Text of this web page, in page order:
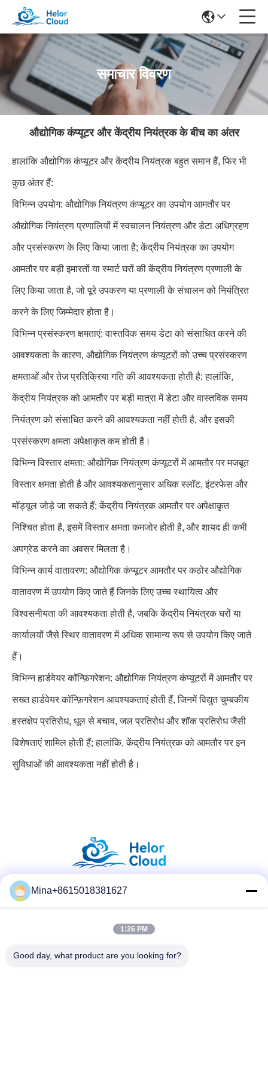
समाचार विवरण
औद्योगिक कंप्यूटर और केंद्रीय नियंत्रक के बीच का अंतर
हालांकि औद्योगिक कंप्यूटर और केंद्रीय नियंत्रक बहुत समान हैं, फिर भी
कुछ अंतर हैं:
विभिन्न उपयोग: औद्योगिक नियंत्रण कंप्यूटर का उपयोग आमतौर पर
औद्योगिक नियंत्रण प्रणालियों में स्वचालन नियंत्रण और डेटा अधिग्रहण
और प्रसंस्करण के लिए किया जाता है; केंद्रीय नियंत्रक का उपयोग
आमतौर पर बड़ी इमारतों या स्मार्ट घरों की केंद्रीय नियंत्रण प्रणाली के
लिए किया जाता है, जो पूरे उपकरण या प्रणाली के संचालन को नियंत्रित
करने के लिए जिम्मेदार होता है।
विभिन्न प्रसंस्करण क्षमताएं: वास्तविक समय डेटा को संसाधित करने की
आवश्यकता के कारण, औद्योगिक नियंत्रण कंप्यूटरों को उच्च प्रसंस्करण
क्षमताओं और तेज प्रतिक्रिया गति की आवश्यकता होती है; हालांकि,
केंद्रीय नियंत्रक को आमतौर पर बड़ी मात्रा में डेटा और वास्तविक समय
नियंत्रण को संसाधित करने की आवश्यकता नहीं होती है, और इसकी
प्रसंस्करण क्षमता अपेक्षाकृत कम होती है।
विभिन्न विस्तार क्षमता: औद्योगिक नियंत्रण कंप्यूटरों में आमतौर पर मजबूत
विस्तार क्षमता होती है और आवश्यकतानुसार अधिक स्लॉट, इंटरफेस और
मॉड्यूल जोड़े जा सकते हैं; केंद्रीय नियंत्रक आमतौर पर अपेक्षाकृत
निश्चित होता है, इसमें विस्तार क्षमता कमजोर होती है, और शायद ही कभी
अपग्रेड करने का अवसर मिलता है।
विभिन्न कार्य वातावरण: औद्योगिक कंप्यूटर आमतौर पर कठोर औद्योगिक
वातावरण में उपयोग किए जाते हैं जिनके लिए उच्च स्थायित्व और
विश्वसनीयता की आवश्यकता होती है, जबकि केंद्रीय नियंत्रक घरों या
कार्यालयों जैसे स्थिर वातावरण में अधिक सामान्य रूप से उपयोग किए जाते
हैं।
विभिन्न हार्डवेयर कॉन्फ़िगरेशन: औद्योगिक नियंत्रण कंप्यूटरों में आमतौर पर
सख्त हार्डवेयर कॉन्फ़िगरेशन आवश्यकताएं होती हैं, जिनमें विद्युत चुम्बकीय
हस्तक्षेप प्रतिरोध, धूल से बचाव, जल प्रतिरोध और शॉक प्रतिरोध जैसी
विशेषताएं शामिल होती हैं; हालांकि, केंद्रीय नियंत्रक को आमतौर पर इन
सुविधाओं की आवश्यकता नहीं होती है।
त्वरित संपर्क करें
Mina+8615018381627
1:26 PM
Good day, what product are you looking for?